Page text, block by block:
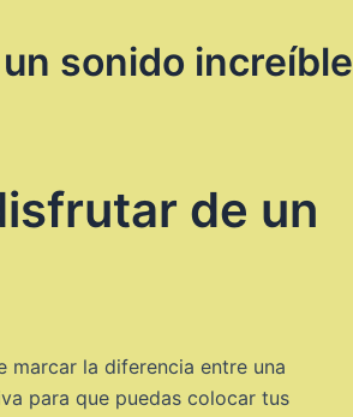
sonido increíble
de un
marcar la diferencia entre una
para que puedas colocar tus